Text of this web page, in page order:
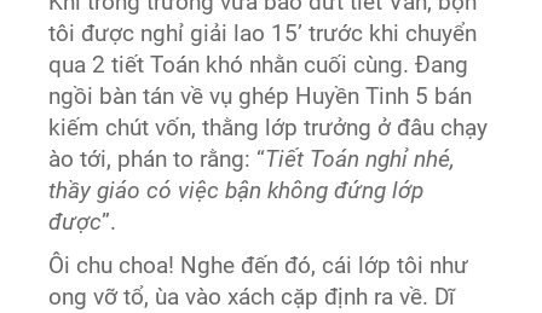
tôi được nghỉ giải lao 15’ trước khi chuyển
qua 2 tiết Toán khó nhằn cuối cùng. Đang
ngồi bàn tán về vụ ghép Huyền Tinh 5 bán
kiếm chút vốn, thằng lớp trưởng ở đâu chạy
ào tới, phán to rằng: “Tiết Toán nghỉ nhé,
thầy giáo có việc bận không đứng lớp
được”.
Ôi chu choa! Nghe đến đó, cái lớp tôi như
ong vỡ tổ, ùa vào xách cặp định ra về. Dĩ